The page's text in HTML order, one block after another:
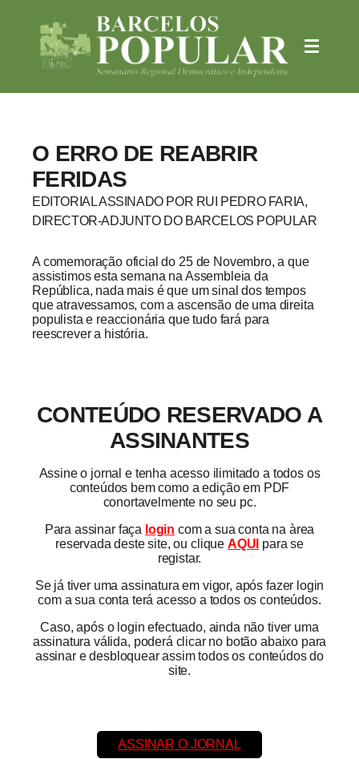
O ERRO DE REABRIR
FERIDAS
EDITORIAL ASSINADO POR RUI PEDRO FARIA,
DIRECTOR-ADJUNTO DO BARCELOS POPULAR
A comemoração oficial do 25 de Novembro, a que
assistimos esta semana na Assembleia da
República, nada mais é que um sinal dos tempos
que atravessamos, com a ascensão de uma direita
populista e reaccionária que tudo fará para
reescrever a história.
CONTEÚDO RESERVADO A
ASSINANTES
Assine o jornal e tenha acesso ilimitado a todos os
conteúdos bem como a edição em PDF
conortavelmente no seu pc.
Para assinar faça login com a sua conta na àrea
reservada deste site, ou clique AQUI para se
registar.
Se já tiver uma assinatura em vigor, após fazer login
com a sua conta terá acesso a todos os conteúdos.
Caso, após o login efectuado, ainda não tiver uma
assinatura válida, poderá clicar no botão abaixo para
assinar e desbloquear assim todos os conteúdos do
site.
ASSINAR O JORNAL